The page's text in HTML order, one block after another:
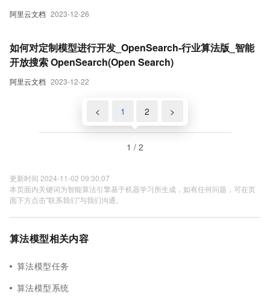
阿里云文档 2023-12-26
阿里云文档 2023-12-22
如何对定制模型进行开发_OpenSearch-行业算法版_智能
开放搜索 OpenSearch(Open Search)
< 1 2 >
1 / 2
更新时间 2024-11-02 09:30:07
本页面内关键词为智能算法引擎基于机器学习所生成，如有任何问题，可在页
面下方点击"联系我们"与我们沟通。
算法模型相关内容
算法模型任务
算法模型系统